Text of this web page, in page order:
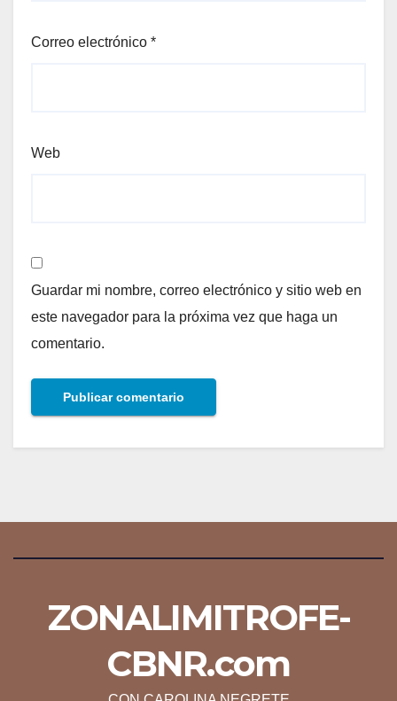
Correo electrónico *
Web
Guardar mi nombre, correo electrónico y sitio web en
este navegador para la próxima vez que haga un
comentario.
ZONALIMITROFE-
CBNR.com